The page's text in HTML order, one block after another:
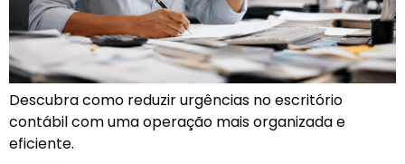
Descubra como reduzir urgências no escritório
contábil com uma operação mais organizada e
eficiente.